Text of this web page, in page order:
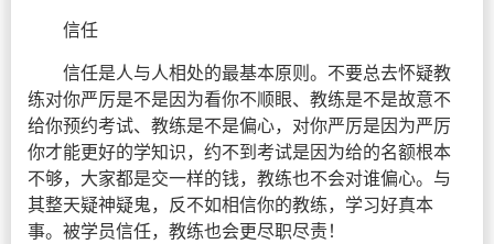
信任
信任是人与人相处的最基本原则。不要总去怀疑教
练对你严厉是不是因为看你不顺眼、教练是不是故意不
给你预约考试、教练是不是偏心，对你严厉是因为严厉
你才能更好的学知识，约不到考试是因为给的名额根本
不够，大家都是交一样的钱，教练也不会对谁偏心。与
其整天疑神疑鬼，反不如相信你的教练，学习好真本
事。被学员信任，教练也会更尽职尽责！